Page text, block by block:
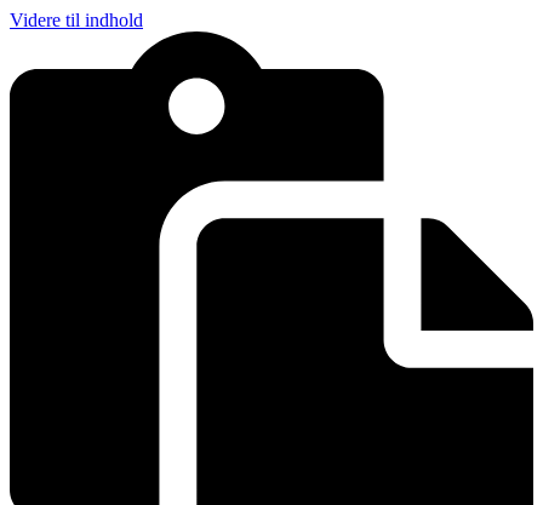
Videre til indhold